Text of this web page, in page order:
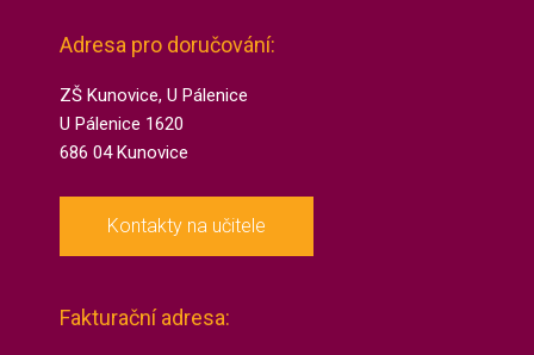
Adresa pro doručování:
ZŠ Kunovice, U Pálenice
U Pálenice 1620
686 04 Kunovice
Kontakty na učitele
Fakturační adresa: